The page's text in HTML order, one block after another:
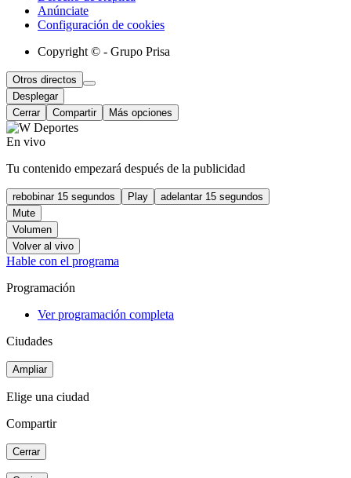
Anúnciate
Configuración de cookies
Copyright © - Grupo Prisa
Otros directos
Desplegar
Cerrar
Compartir Más opciones
En vivo
Tu contenido empezará después de la publicidad
rebobinar 15 segundos Play
adelantar 15 segundos
Mute
Volumen
Volver al vivo
Hable con el programa
Programación
Ver programación completa
Ciudades
Ampliar
Elige una ciudad
Compartir
Cerrar